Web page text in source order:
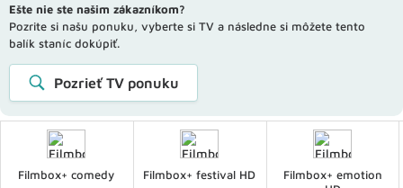
Ešte nie ste našim zákazníkom?
Pozrite si našu ponuku, vyberte si TV a následne si môžete tento
balík staníc dokúpiť.
Pozrieť TV ponuku
Filmbox+ comedy Filmbox+ festival HD
Filmbox+ emotion